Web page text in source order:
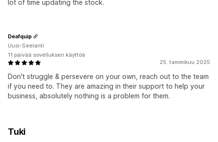
lot of time updating the stock.
25. tammikuu 2025
Don't struggle & persevere on your own, reach out to the team
if you need to. They are amazing in their support to help your
business, absolutely nothing is a problem for them.
Deafquip
Uusi-Seelanti
11 päivää sovelluksen käyttöä
Tuki